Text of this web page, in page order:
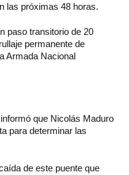
las próximas 48 horas.
paso transitorio de 20
permanente de
Armada Nacional
que Nicolás Maduro
para determinar las
de este puente que